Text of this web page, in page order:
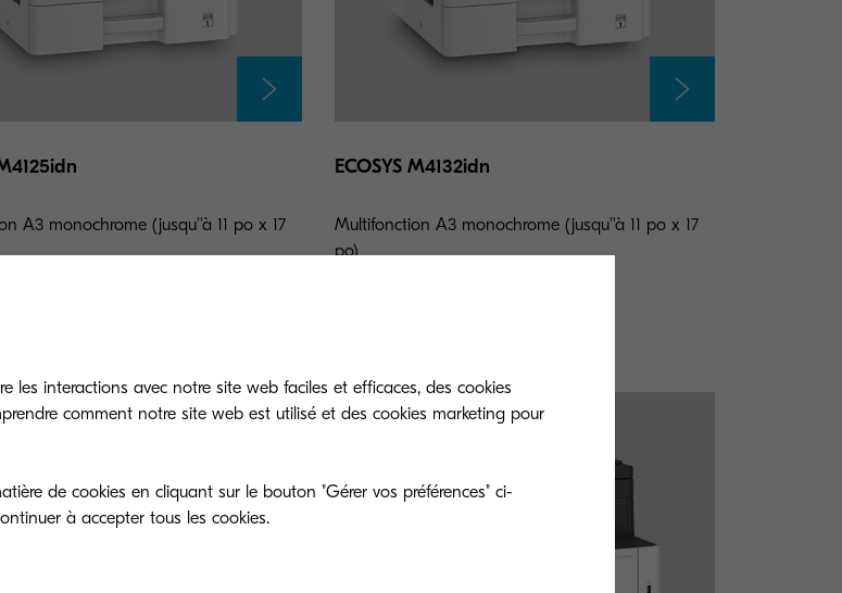
A3 monochrome (jusqu''à 11 po x 17
ECOSYS M4132idn
Multifonction A3 monochrome (jusqu''à 11 po x 17
po)
les interactions avec notre site web faciles et efficaces, des cookies
comment notre site web est utilisé et des cookies marketing pour
de cookies en cliquant sur le bouton "Gérer vos préférences" ci-
dessous, ou sélectionner "Accepter tout" pour continuer à accepter tous les cookies.